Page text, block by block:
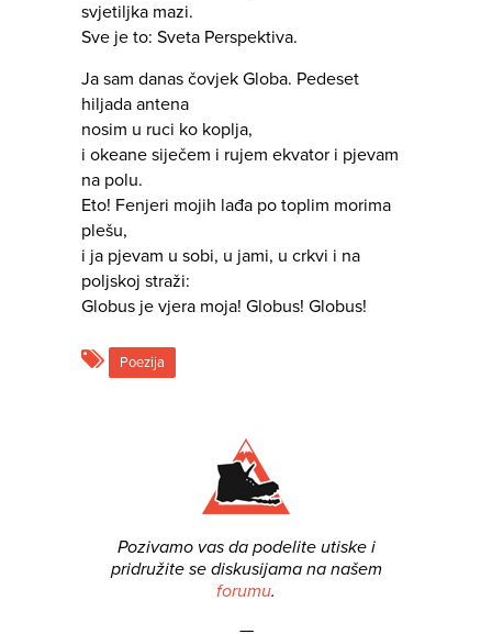
svjetiljka mazi.
Sve je to: Sveta Perspektiva.
Ja sam danas čovjek Globa. Pedeset
hiljada antena
nosim u ruci ko koplja,
i okeane siječem i rujem ekvator i pjevam
na polu.
Eto! Fenjeri mojih lađa po toplim morima
plešu,
i ja pjevam u sobi, u jami, u crkvi i na
poljskoj straži:
Globus je vjera moja! Globus! Globus!
Poezija
Pozivamo vas da podelite utiske i
pridružite se diskusijama na našem
forumu.